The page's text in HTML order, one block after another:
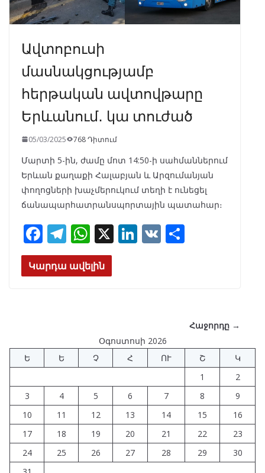
Ավտոբուսի
մասնակցությամբ
հերթական ավտովթարը
Երևանում․ կա տուժած
05/03/2025 768 Դիտում
Մարտի 5-ին, ժամը մոտ 14:50-ի սահմաններում
Երևան քաղաքի Հալաբյան և Արզումանյան
փողոցների խաչմերուկում տեղի է ունեցել
ճանապարհատրանսպորտային պատահար։
F
ac
e
k
T
el
e
W
h
at
p
X Li V
Կարդա ավելին
Հաջորդը →
Օգոստոսի 2026
Ե
Ե Չ Հ ՈՒ Շ
Կ
1
2
3
4 5 6 7 8
9
10
11 12 13 14 15
16
17
18 19 20 21 22
23
24
25 26 27 28 29
30